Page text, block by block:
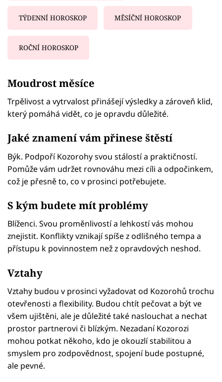
TÝDENNÍ HOROSKOP MĚSÍČNÍ HOROSKOP
ROČNÍ HOROSKOP
Moudrost měsíce
Trpělivost a vytrvalost přinášejí výsledky a zároveň klid,
který pomáhá vidět, co je opravdu důležité.
Jaké znamení vám přinese štěstí
Býk. Podpoří Kozorohy svou stálostí a praktičností.
Pomůže vám udržet rovnováhu mezi cíli a odpočinkem,
což je přesně to, co v prosinci potřebujete.
S kým budete mít problémy
Blíženci. Svou proměnlivostí a lehkostí vás mohou
znejistit. Konflikty vznikají spíše z odlišného tempa a
přístupu k povinnostem než z opravdových neshod.
Vztahy
Vztahy budou v prosinci vyžadovat od Kozorohů trochu
otevřenosti a flexibility. Budou chtít pečovat a být ve
všem ujištěni, ale je důležité také naslouchat a nechat
prostor partnerovi či blízkým. Nezadaní Kozorozi
mohou potkat někoho, kdo je okouzlí stabilitou a
smyslem pro zodpovědnost, spojení bude postupné,
ale pevné.